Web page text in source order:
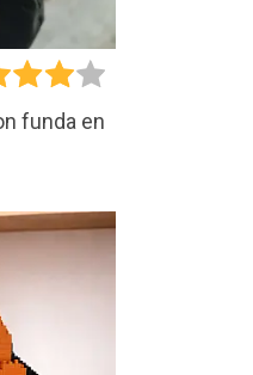
funda en